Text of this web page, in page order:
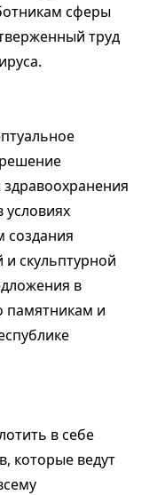
сферы
труд
условиях
создания
и скульптурной
в
памятникам и
в себе
которые ведут